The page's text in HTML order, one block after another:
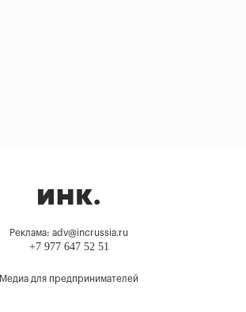
Реклама: adv@incrussia.ru
+7 977 647 52 51
Медиа для предпринимателей